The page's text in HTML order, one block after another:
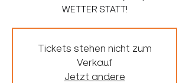
WETTER STATT!
Tickets stehen nicht zum
Verkauf
Jetzt andere